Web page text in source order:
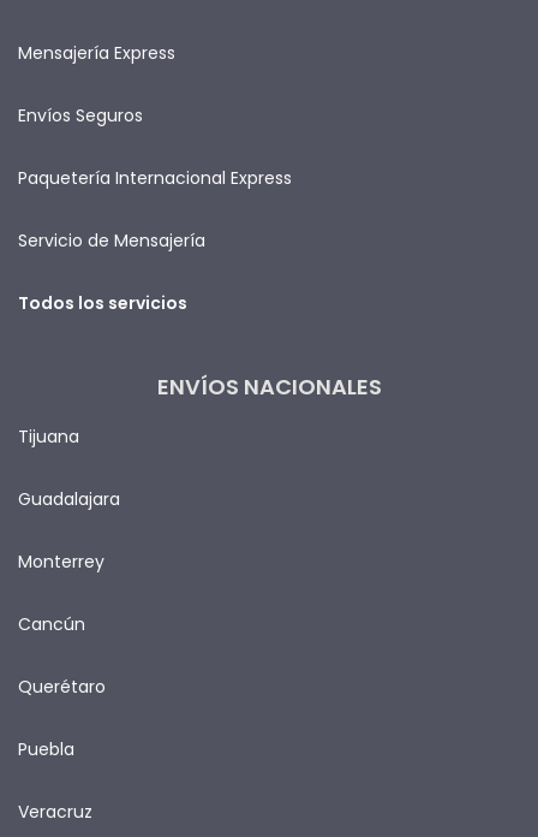
Mensajería Express
Envíos Seguros
Paquetería Internacional Express
Servicio de Mensajería
Todos los servicios
ENVÍOS NACIONALES
Tijuana
Guadalajara
Monterrey
Cancún
Querétaro
Puebla
Veracruz